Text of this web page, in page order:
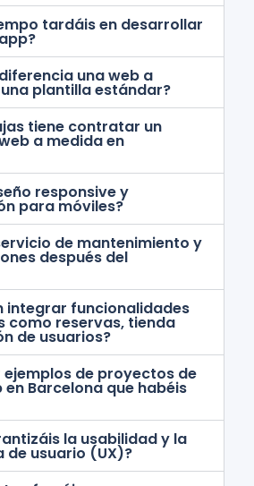
tardáis en desarrollar
una web a
plantilla estándar?
tiene contratar un
a medida en
responsive y
para móviles?
de mantenimiento y
después del
integrar funcionalidades
como reservas, tienda
de usuarios?
ejemplos de proyectos de
en Barcelona que habéis
la usabilidad y la
de usuario (UX)?